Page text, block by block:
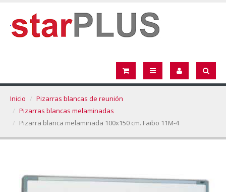
Inicio
Pizarras blancas de reunión
Pizarras blancas melaminadas
Pizarra blanca melaminada 100x150 cm. Faibo 11M-4